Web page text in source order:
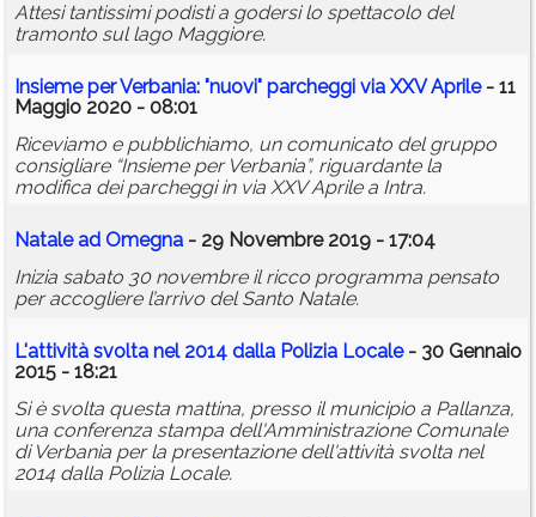
Attesi tantissimi podisti a godersi lo spettacolo del
tramonto sul lago Maggiore.
Insieme per Verbania: "nuovi" parcheggi via XXV Aprile- 11
Maggio 2020 - 08:01
Riceviamo e pubblichiamo, un comunicato del gruppo
consigliare “Insieme per Verbania”, riguardante la
modifica dei parcheggi in via XXV Aprile a Intra.
Natale ad Omegna - 29 Novembre 2019 - 17:04
Inizia sabato 30 novembre il ricco programma pensato
per accogliere l’arrivo del Santo Natale.
L'attività svolta nel 2014 dalla Polizia Locale- 30 Gennaio
2015 - 18:21
Si è svolta questa mattina, presso il municipio a Pallanza,
una conferenza stampa dell'Amministrazione Comunale
di Verbania per la presentazione dell'attività svolta nel
2014 dalla Polizia Locale.